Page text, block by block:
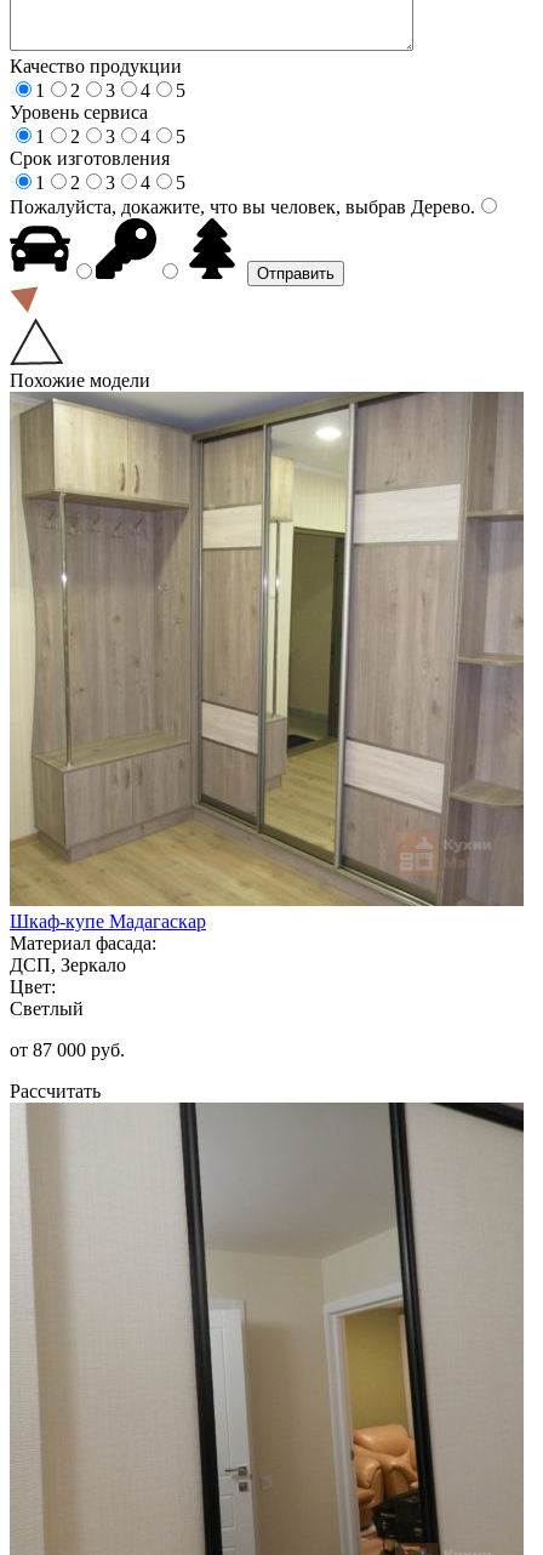
Качество продукции
1
2 3 4
5
Уровень сервиса
1
2 3 4
5
Срок изготовления
1
2 3 4
5
Пожалуйста, докажите, что вы человек, выбрав Дерево.
Похожие модели
Шкаф-купе Мадагаскар
Материал фасада:
ДСП, Зеркало
Цвет:
Светлый
от 87 000 руб.
Рассчитать